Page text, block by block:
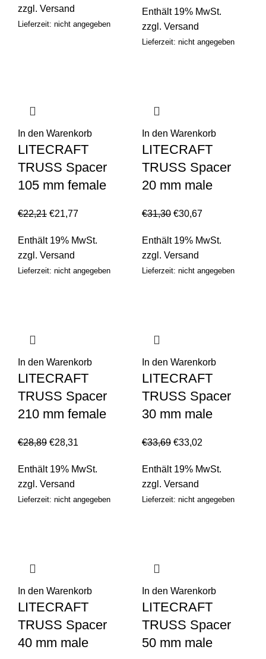
zzgl. Versand
Lieferzeit: nicht angegeben
Enthält 19% MwSt.
zzgl. Versand
Lieferzeit: nicht angegeben
In den Warenkorb
LITECRAFT
TRUSS Spacer
105 mm female
€22,21 €21,77
Enthält 19% MwSt.
zzgl. Versand
Lieferzeit: nicht angegeben
In den Warenkorb
LITECRAFT
TRUSS Spacer
20 mm male
€31,30 €30,67
Enthält 19% MwSt.
zzgl. Versand
Lieferzeit: nicht angegeben
In den Warenkorb
LITECRAFT
TRUSS Spacer
210 mm female
€28,89 €28,31
Enthält 19% MwSt.
zzgl. Versand
Lieferzeit: nicht angegeben
In den Warenkorb
LITECRAFT
TRUSS Spacer
30 mm male
€33,69 €33,02
Enthält 19% MwSt.
zzgl. Versand
Lieferzeit: nicht angegeben
In den Warenkorb
LITECRAFT
TRUSS Spacer
40 mm male
In den Warenkorb
LITECRAFT
TRUSS Spacer
50 mm male